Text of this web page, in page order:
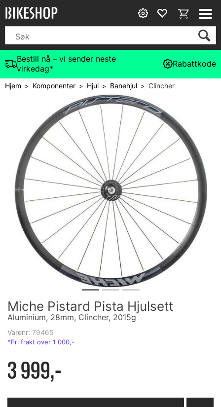
Bestill nå – vi sender neste
virkedag*
Rabattkode
Hjem> Komponenter> Hjul > Banehjul >Clincher
Miche Pistard Pista Hjulsett
Aluminium, 28mm, Clincher, 2015g
Varenr: 79465
3 999,-